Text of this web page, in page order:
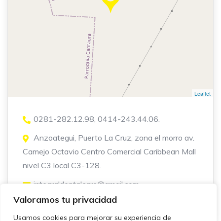
Valoramos tu privacidad
Usamos cookies para mejorar su experiencia de
Leaflet
0281-282.12.98, 0414-243.44.06.
Anzoategui, Puerto La Cruz, zona el morro av.
Camejo Octavio Centro Comercial Caribbean Mall
nivel C3 local C3-128.
integraldentalcare@gmail.com